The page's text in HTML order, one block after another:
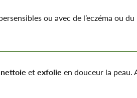
ou avec de l’eczéma ou du
nettoie etexfolie en douceur la